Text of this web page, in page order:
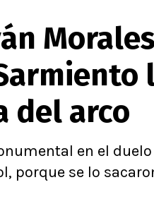
por el mundo
Fútbol
Fútbol
del arco
en el
porque se lo